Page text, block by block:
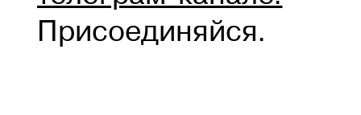
Присоединяйся.